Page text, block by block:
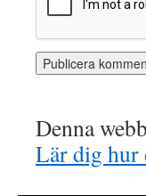
Denna
Lär dig hur